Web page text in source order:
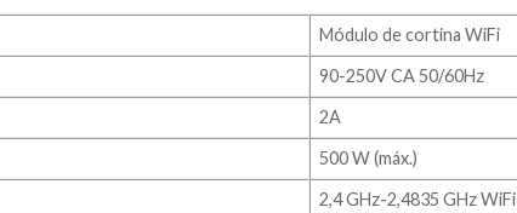
Módulo de cortina WiFi
90-250V CA 50/60Hz
2A
500 W (máx.)
2,4 GHz-2,4835 GHz WiFi